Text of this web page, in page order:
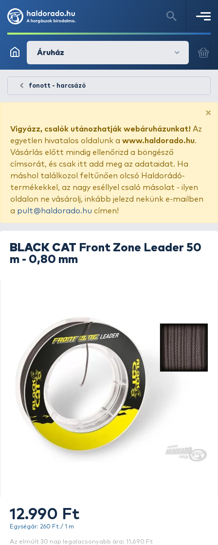
Áruház
fonott - harcsázó
×
Vigyázz, csalók utánozhatják webáruházunkat! Az
egyetlen hivatalos oldalunk a www.haldorado.hu.
Vásárlás előtt mindig ellenőrizd a böngésző
címsorát, és csak itt add meg az adataidat. Ha
máshol találkozol feltűnően olcsó Haldorádó-
termékekkel, az nagy eséllyel csaló másolat - ilyen
oldalon ne vásárolj, inkább jelezd nekünk e-mailben
a pult@haldorado.hu címen!
BLACK CAT Front Zone Leader 50
m - 0,80 mm
12.990 Ft
Egységár: 260 Ft / 1 m
Az elmúlt 30 nap legalacsonyabb ára: 11.690 Ft